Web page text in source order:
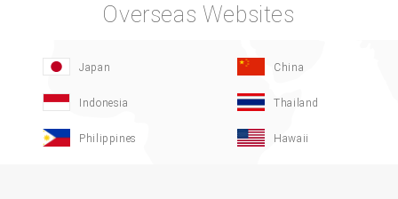
Overseas Websites
Japan China
Indonesia Thailand
Philippines Hawaii